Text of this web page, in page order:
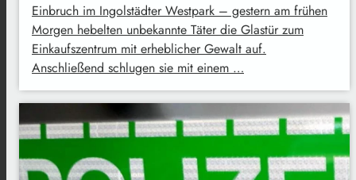
Einbruch im Ingolstädter Westpark – gestern am frühen
Morgen hebelten unbekannte Täter die Glastür zum
Einkaufszentrum mit erheblicher Gewalt auf.
Anschließend schlugen sie mit einem …